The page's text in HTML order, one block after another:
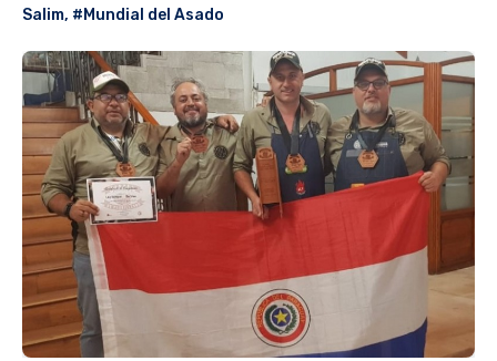
Salim, #Mundial del Asado